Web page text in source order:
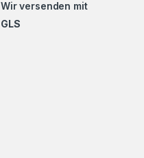
Wir versenden mit
GLS